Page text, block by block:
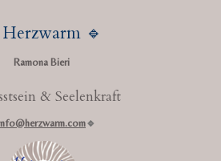
Herzwarm 🔹
Ramona Bieri
& Seelenkraft
🔹